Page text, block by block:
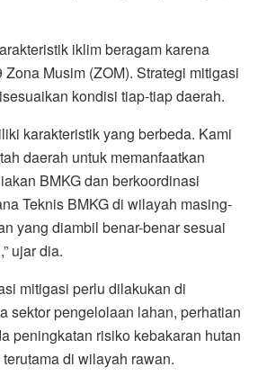
iklim beragam karena
Musim (ZOM). Strategi mitigasi
kondisi tiap-tiap daerah.
karakteristik yang berbeda. Kami
daerah untuk memanfaatkan
BMKG dan berkoordinasi
Teknis BMKG di wilayah masing-
yang diambil benar-benar sesuai
ujar dia.
mitigasi perlu dilakukan di
sektor pengelolaan lahan, perhatian
peningkatan risiko kebakaran hutan
di wilayah rawan.